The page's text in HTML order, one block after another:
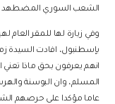
الشعب السوري المضطهد
وفي زيارة لها للمقر العام
بإسطنبول، افادت السيدة
انهم يعرفون بحق ماذا
عاما مؤكدا على حرصهم